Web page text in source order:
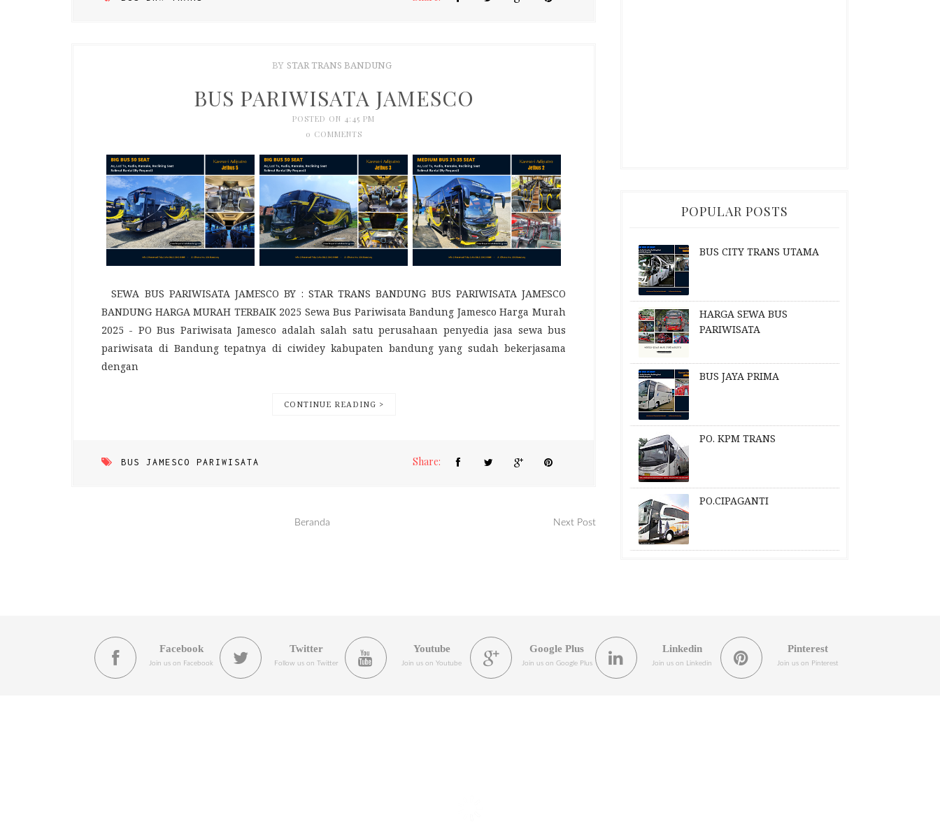
BY STAR TRANS BANDUNG
BUS PARIWISATA JAMESCO
POSTED ON 4:45 PM
0 COMMENTS
SEWA BUS PARIWISATA JAMESCO BY : STAR TRANS BANDUNG BUS PARIWISATA JAMESCO
BANDUNG HARGA MURAH TERBAIK 2025 Sewa Bus Pariwisata Bandung Jamesco Harga Murah
2025 - PO Bus Pariwisata Jamesco adalah salah satu perusahaan penyedia jasa sewa bus
pariwisata di Bandung tepatnya di ciwidey kabupaten bandung yang sudah bekerjasama
dengan
CONTINUE READING >
BUS JAMESCO PARIWISATA Share:
Beranda Next Post
POPULAR POSTS
BUS CITY TRANS UTAMA
HARGA SEWA BUS
PARIWISATA
BUS JAYA PRIMA
PO. KPM TRANS
PO.CIPAGANTI
Facebook
Join us on Facebook
Twitter
Follow us on Twitter
Youtube
Join us on Youtube
Google Plus
Join us on Google Plus
Linkedin
Join us on Linkedin
Pinterest
Join us on Pinterest